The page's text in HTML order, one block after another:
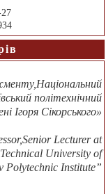
політехнічний
Ігоря Сікорського»
Lecturer at
University of
Polytechnic Institute”